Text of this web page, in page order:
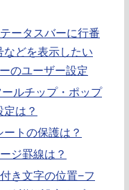
ータスバーに行番
などを表示したい
のユーザー設定
ルチップ・ポップ
定は？
トの保護は？
ジ罫線は？
き文字の位置−フ